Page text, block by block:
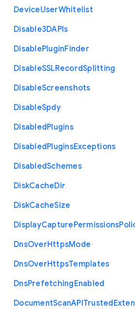
DeviceUserWhitelist
Disable3DAPIs
DisablePluginFinder
DisableSSLRecordSplitting
DisableScreenshots
DisableSpdy
DisabledPlugins
DisabledPluginsExceptions
DisabledSchemes
DiskCacheDir
DiskCacheSize
DisplayCapturePermissions
DnsOverHttpsMode
DnsOverHttpsTemplates
DnsPrefetchingEnabled
DocumentScanAPITrusted